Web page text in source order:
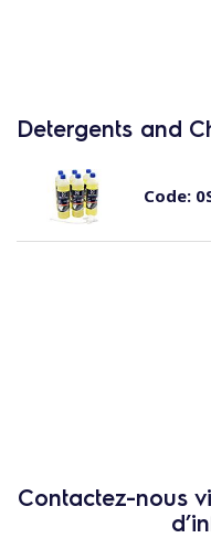
Detergents and
Code:
Contactez-nous